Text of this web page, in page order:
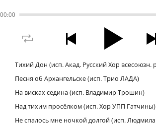
00:00
Песня об Архангельске (исп. Трио ЛАДА)
На висках седина (исп. Владимир Трошин)
Над тихим просёлком (исп. Хор УПП Гатчины)